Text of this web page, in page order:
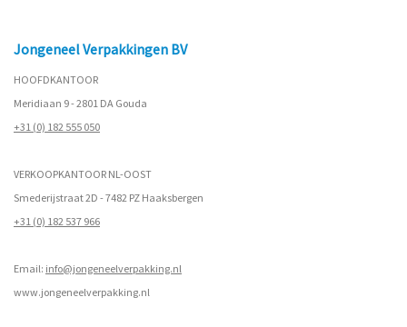
Jongeneel Verpakkingen BV
HOOFDKANTOOR
Meridiaan 9 - 2801 DA Gouda
+31 (0) 182 555 050
VERKOOPKANTOOR NL-OOST
Smederijstraat 2D - 7482 PZ Haaksbergen
+31 (0) 182 537 966
Email: info@jongeneelverpakking.nl
www.jongeneelverpakking.nl